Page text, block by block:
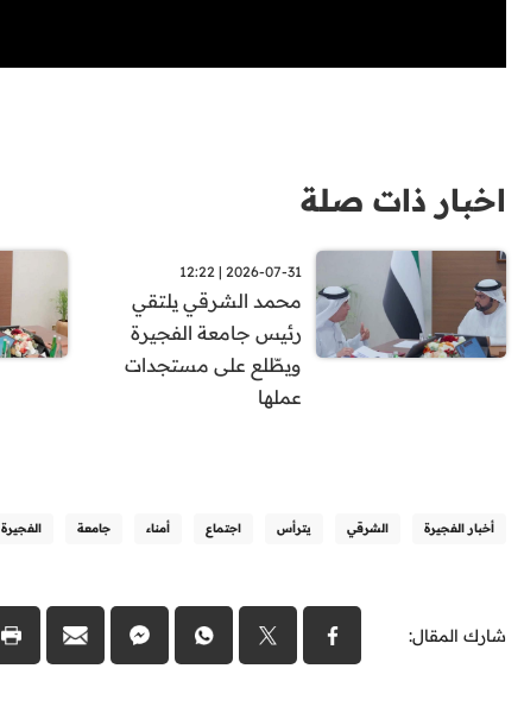
اخبار ذات صلة
2026-07-31 | 12:22
محمد الشرقي يلتقي
رئيس جامعة الفجيرة
ويطّلع على مستجدات
عملها
أخبار الفجيرة الشرقي يترأس اجتماع أمناء جامعة الفجيرة
شارك المقال: